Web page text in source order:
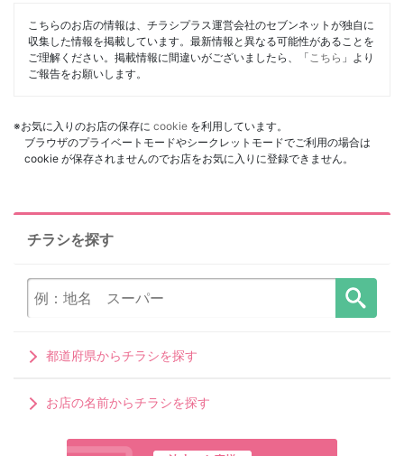
こちらのお店の情報は、チラシプラス運営会社のセブンネットが独自に
収集した情報を掲載しています。最新情報と異なる可能性があることを
ご理解ください。掲載情報に間違いがございましたら、「 こちら 」より
ご報告をお願いします。
※お気に入りのお店の保存に cookie を利用しています。
ブラウザのプライベートモードやシークレットモードでご利用の場合は
cookie が保存されませんのでお店をお気に入りに登録できません。
チラシを探す
都道府県からチラシを探す
お店の名前からチラシを探す